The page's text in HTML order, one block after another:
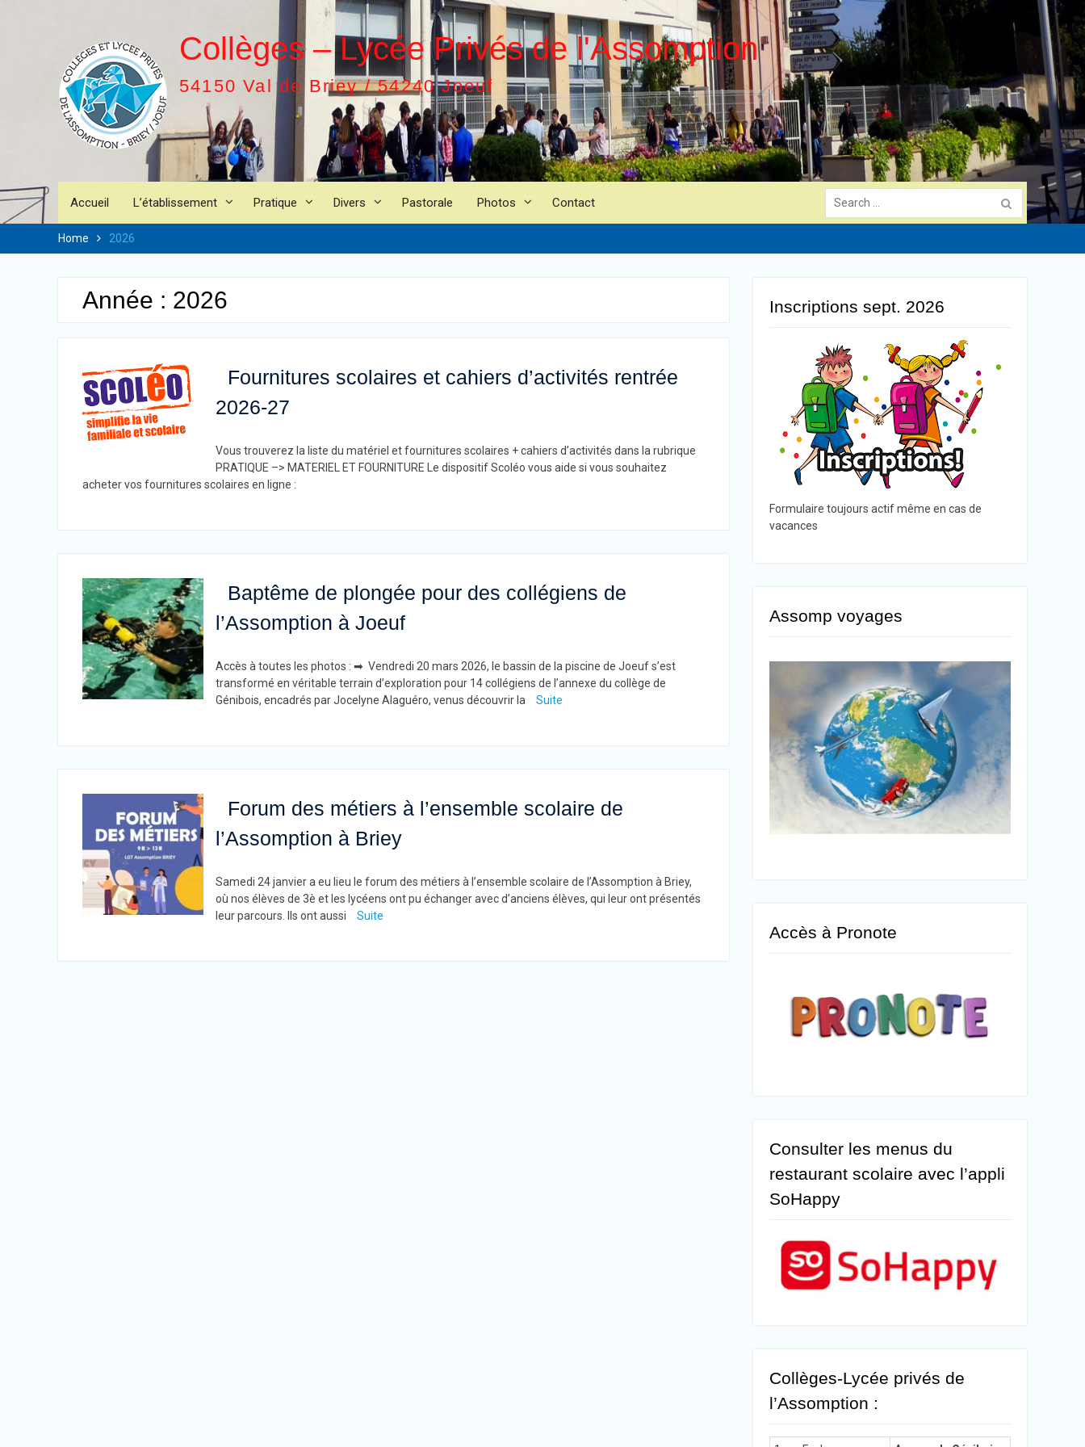
Collèges – Lycée Privés de l'Assomption
54150 Val de Briey / 54240 Joeuf
Accueil L’établissement Pratique Divers Pastorale Photos Contact
Search
for:
Home 2026
Année : 2026
Fournitures scolaires et cahiers d’activités rentrée
2026-27
Vous trouverez la liste du matériel et fournitures scolaires + cahiers d’activités dans la rubrique
PRATIQUE –> MATERIEL ET FOURNITURE Le dispositif Scoléo vous aide si vous souhaitez
acheter vos fournitures scolaires en ligne :
Baptême de plongée pour des collégiens de
l’Assomption à Joeuf
Accès à toutes les photos : ➡ Vendredi 20 mars 2026, le bassin de la piscine de Joeuf s’est
transformé en véritable terrain d’exploration pour 14 collégiens de l’annexe du collège de
Génibois, encadrés par Jocelyne Alaguéro, venus découvrir la
Suite
Forum des métiers à l’ensemble scolaire de
l’Assomption à Briey
Samedi 24 janvier a eu lieu le forum des métiers à l’ensemble scolaire de l’Assomption à Briey,
où nos élèves de 3è et les lycéens ont pu échanger avec d’anciens élèves, qui leur ont présentés
leur parcours. Ils ont aussi
Suite
Inscriptions sept. 2026
Formulaire toujours actif même en cas de
vacances
Assomp voyages
Accès à Pronote
Consulter les menus du
restaurant scolaire avec l’appli
SoHappy
Collèges-Lycée privés de
l’Assomption :